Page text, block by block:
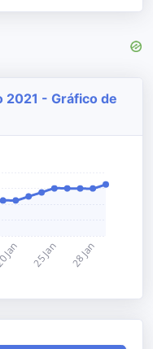
2021 - Gráfico de